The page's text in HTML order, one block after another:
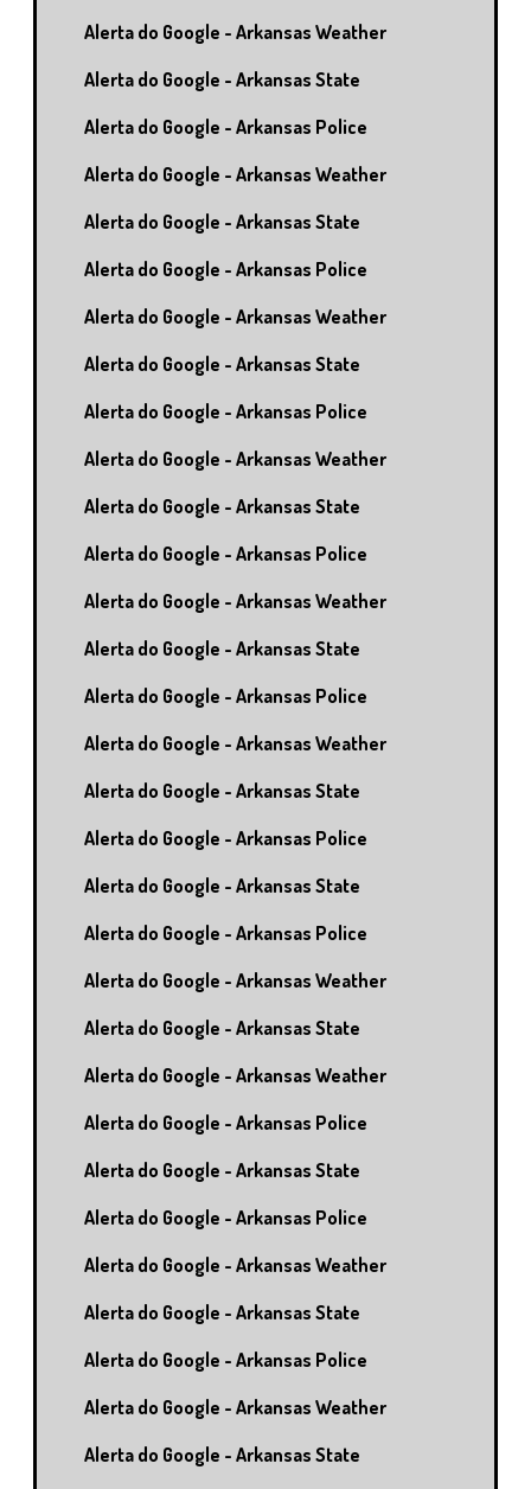
Alerta do Google - Arkansas Weather
Alerta do Google - Arkansas State
Alerta do Google - Arkansas Police
Alerta do Google - Arkansas Weather
Alerta do Google - Arkansas State
Alerta do Google - Arkansas Police
Alerta do Google - Arkansas Weather
Alerta do Google - Arkansas State
Alerta do Google - Arkansas Police
Alerta do Google - Arkansas Weather
Alerta do Google - Arkansas State
Alerta do Google - Arkansas Police
Alerta do Google - Arkansas Weather
Alerta do Google - Arkansas State
Alerta do Google - Arkansas Police
Alerta do Google - Arkansas Weather
Alerta do Google - Arkansas State
Alerta do Google - Arkansas Police
Alerta do Google - Arkansas State
Alerta do Google - Arkansas Police
Alerta do Google - Arkansas Weather
Alerta do Google - Arkansas State
Alerta do Google - Arkansas Weather
Alerta do Google - Arkansas Police
Alerta do Google - Arkansas State
Alerta do Google - Arkansas Police
Alerta do Google - Arkansas Weather
Alerta do Google - Arkansas State
Alerta do Google - Arkansas Police
Alerta do Google - Arkansas Weather
Alerta do Google - Arkansas State